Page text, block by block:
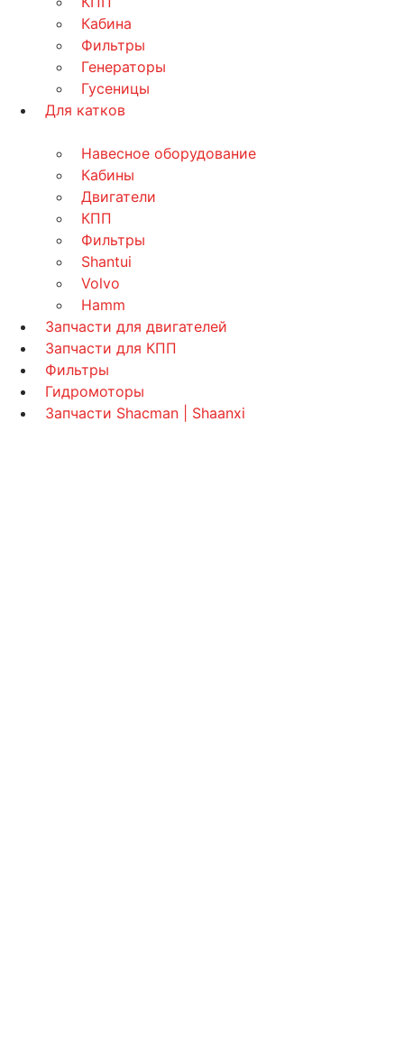
Кабина
Фильтры
Генераторы
Гусеницы
Для катков
Навесное оборудование
Кабины
Двигатели
КПП
Фильтры
Shantui
Volvo
Hamm
Запчасти для двигателей
Запчасти для КПП
Фильтры
Гидромоторы
Запчасти Shacman | Shaanxi